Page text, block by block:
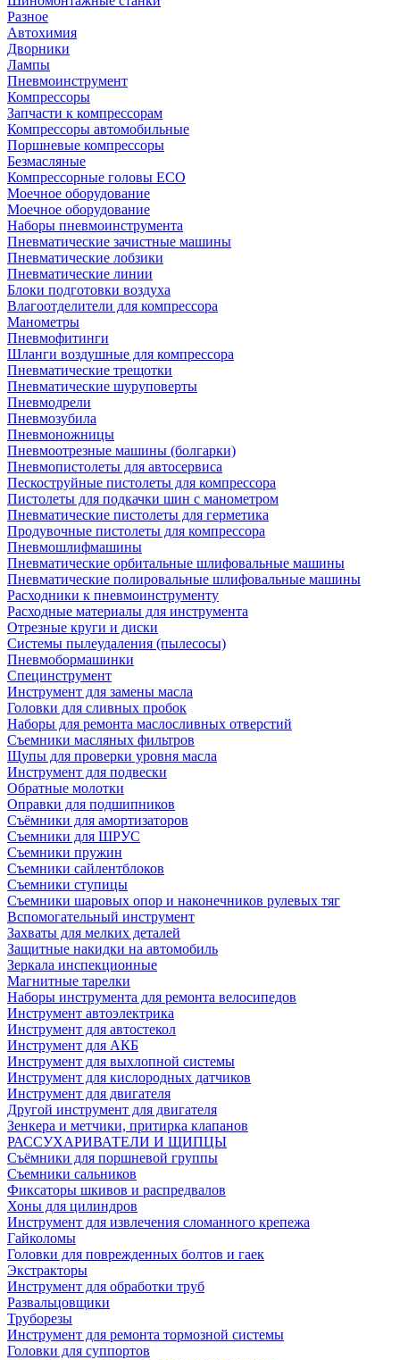
Разное
Автохимия
Дворники
Лампы
Пневмоинструмент
Компрессоры
Запчасти к компрессорам
Компрессоры автомобильные
Поршневые компрессоры
Безмасляные
Компрессорные головы ECO
Моечное оборудование
Моечное оборудование
Наборы пневмоинструмента
Пневматические зачистные машины
Пневматические лобзики
Пневматические линии
Блоки подготовки воздуха
Влагоотделители для компрессора
Манометры
Пневмофитинги
Шланги воздушные для компрессора
Пневматические трещотки
Пневматические шуруповерты
Пневмодрели
Пневмозубила
Пневмоножницы
Пневмоотрезные машины (болгарки)
Пневмопистолеты для автосервиса
Пескоструйные пистолеты для компрессора
Пистолеты для подкачки шин с манометром
Пневматические пистолеты для герметика
Продувочные пистолеты для компрессора
Пневмошлифмашины
Пневматические орбитальные шлифовальные машины
Пневматические полировальные шлифовальные машины
Расходники к пневмоинструменту
Расходные материалы для инструмента
Отрезные круги и диски
Системы пылеудаления (пылесосы)
Пневмобормашинки
Специнструмент
Инструмент для замены масла
Головки для сливных пробок
Наборы для ремонта маслосливных отверстий
Съемники масляных фильтров
Щупы для проверки уровня масла
Инструмент для подвески
Обратные молотки
Оправки для подшипников
Съёмники для амортизаторов
Съемники для ШРУС
Съемники пружин
Съемники сайлентблоков
Съемники ступицы
Съемники шаровых опор и наконечников рулевых тяг
Вспомогательный инструмент
Захваты для мелких деталей
Защитные накидки на автомобиль
Зеркала инспекционные
Магнитные тарелки
Наборы инструмента для ремонта велосипедов
Инструмент автоэлектрика
Инструмент для автостекол
Инструмент для АКБ
Инструмент для выхлопной системы
Инструмент для кислородных датчиков
Инструмент для двигателя
Другой инструмент для двигателя
Зенкера и метчики, притирка клапанов
РАССУХАРИВАТЕЛИ И ЩИПЦЫ
Съёмники для поршневой группы
Съемники сальников
Фиксаторы шкивов и распредвалов
Хоны для цилиндров
Инструмент для извлечения сломанного крепежа
Гайколомы
Головки для поврежденных болтов и гаек
Экстракторы
Инструмент для обработки труб
Развальцовщики
Труборезы
Инструмент для ремонта тормозной системы
Головки для суппортов